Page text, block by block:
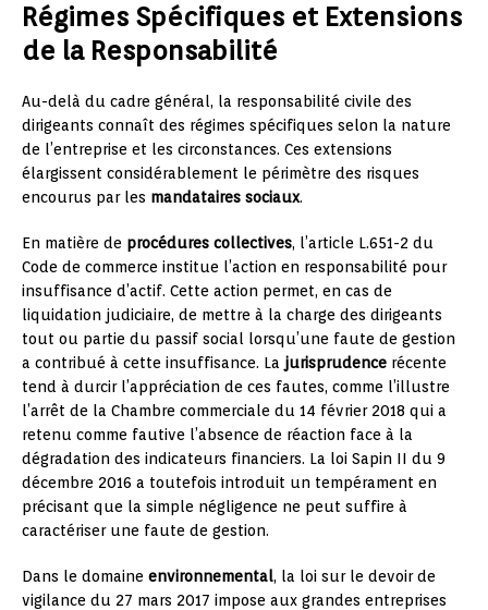
Régimes Spécifiques et Extensions
de la Responsabilité
Au-delà du cadre général, la responsabilité civile des
dirigeants connaît des régimes spécifiques selon la nature
de l’entreprise et les circonstances. Ces extensions
élargissent considérablement le périmètre des risques
encourus par les mandataires sociaux.
En matière de procédures collectives, l’article L.651-2 du
Code de commerce institue l’action en responsabilité pour
insuffisance d’actif. Cette action permet, en cas de
liquidation judiciaire, de mettre à la charge des dirigeants
tout ou partie du passif social lorsqu’une faute de gestion
a contribué à cette insuffisance. La jurisprudence récente
tend à durcir l’appréciation de ces fautes, comme l’illustre
l’arrêt de la Chambre commerciale du 14 février 2018 qui a
retenu comme fautive l’absence de réaction face à la
dégradation des indicateurs financiers. La loi Sapin II du 9
décembre 2016 a toutefois introduit un tempérament en
précisant que la simple négligence ne peut suffire à
caractériser une faute de gestion.
Dans le domaine environnemental, la loi sur le devoir de
vigilance du 27 mars 2017 impose aux grandes entreprises